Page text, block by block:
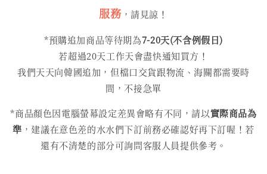
服務，請見諒！
*預購追加商品等待期為7-20天(不含例假日)
若超過20天工作天會盡快通知買方！
我們天天向韓國追加，但檔口交貨跟物流、海關都需要時
間，不接急單
*商品顏色因電腦螢幕設定差異會略有不同，請以實際商品為
準 ，建議在意色差的水水們下訂前務必確認好再下訂喔！若
還有不清楚的部分可詢問客服人員提供參考。